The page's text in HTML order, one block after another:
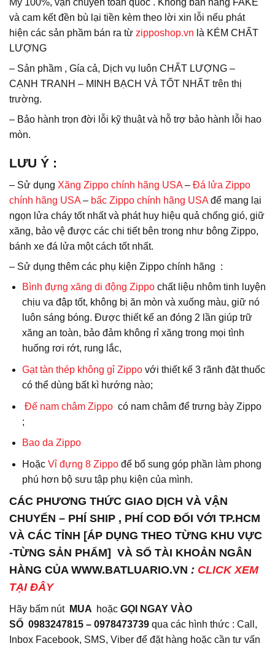
Mỹ 100%, vận chuyển toàn quốc . Không bán hàng FAKE
và cam kết đền bù lại tiền kèm theo lời xin lỗi nếu phát
hiện các sản phầm bán ra từ zipposhop.vn là KÉM CHẤT
LƯỢNG
– Sản phầm , Gía cả, Dịch vụ luôn CHẤT LƯỢNG –
CẠNH TRANH – MINH BẠCH VÀ TỐT NHẤT trên thị
trường.
– Bảo hành trọn đời lỗi kỹ thuật và hỗ trợ bảo hành lỗi hao
mòn.
LƯU Ý :
– Sử dụng Xăng Zippo chính hãng USA – Đá lửa Zippo
chính hãng USA – bấc Zippo chính hãng USA để mang lại
ngọn lửa cháy tốt nhất và phát huy hiệu quả chống gió, giữ
xăng, bảo vệ được các chi tiết bên trong như bông Zippo,
bánh xe đá lửa một cách tốt nhất.
– Sử dụng thêm các phụ kiện Zippo chính hãng :
Bình đựng xăng di động Zippochất liệu nhôm tinh luyện
chịu va đập tốt, không bị ăn mòn và xuống màu, giữ nó
luôn sáng bóng. Được thiết kế an đóng 2 lần giúp trữ
xăng an toàn, bảo đảm không rỉ xăng trong mọi tình
huống rơi rớt, rung lắc,
Gạt tàn thép không gỉ Zippo với thiết kế 3 rãnh đặt thuốc
có thể dùng bất kì hướng nào;
Đế nam châm Zippocó nam châm để trưng bày Zippo
;
Bao da Zippo
Hoặc Vỉ đựng 8 Zippođể bổ sung góp phần làm phong
phú hơn bộ sưu tập phụ kiện của mình.
CÁC PHƯƠNG THỨC GIAO DỊCH VÀ VẬN
CHUYỂN – PHÍ SHIP , PHÍ COD ĐỐI VỚI TP.HCM
VÀ CÁC TỈNH [ÁP DỤNG THEO TỪNG KHU VỰC
-TỪNG SẢN PHẨM] VÀ SỐ TÀI KHOẢN NGÂN
HÀNG CỦA WWW.BATLUARIO.VN : CLICK XEM
TẠI ĐÂY
Hãy bấm nút MUA hoặc GỌI NGAY VÀO
SỐ 0983247815 – 0978473739 qua các hình thức : Call,
Inbox Facebook, SMS, Viber để đặt hàng hoặc cần tư vấn